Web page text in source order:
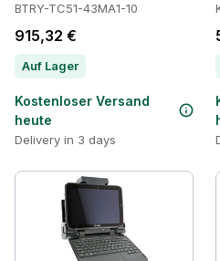
BTRY-TC51-43MA1-10
915,32 €
Auf Lager
Kostenloser Versand
heute
Delivery in 3 days